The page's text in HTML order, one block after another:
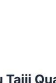
Taiji